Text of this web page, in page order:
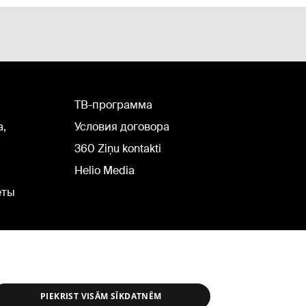
TВ-программа
Условия договора
360 Ziņu kontakti
Helio Media
PIEKRIST VISĀM SĪKDATNĒM